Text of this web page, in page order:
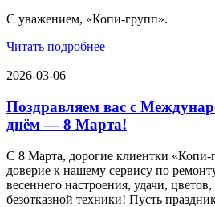
С уважением, «Копи-групп».
Читать подробнее
2026-03-06
Поздравляем вас с
днём — 8 Марта!
С 8 Марта, дорогие клиентки
доверие к нашему сервису по
весеннего настроения, удачи,
безотказной техники! Пусть